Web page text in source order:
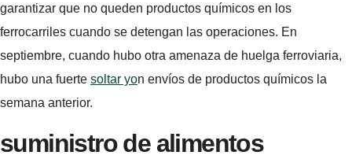
garantizar que no queden productos químicos en los
ferrocarriles cuando se detengan las operaciones. En
septiembre, cuando hubo otra amenaza de huelga ferroviaria,
hubo una fuerte soltar yon envíos de productos químicos la
semana anterior.
suministro de alimentos